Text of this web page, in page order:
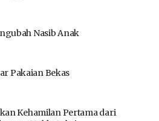
Nasib Anak
Pakaian Bekas
Kehamilan Pertama dari